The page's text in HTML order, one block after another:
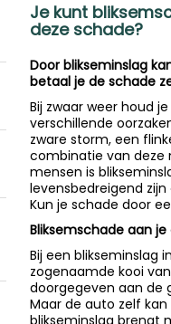
Je kunt
deze schade?
Door blikseminslag
betaal je de schade
Bij zwaar weer houd
verschillende
zware storm, een
combinatie van deze
mensen is
levensbedreigend
Kun je schade door
Bliksemschade aan
Bij een blikseminslag
zogenaamde kooi
doorgegeven aan de
Maar de auto zelf
blikseminslag brengt